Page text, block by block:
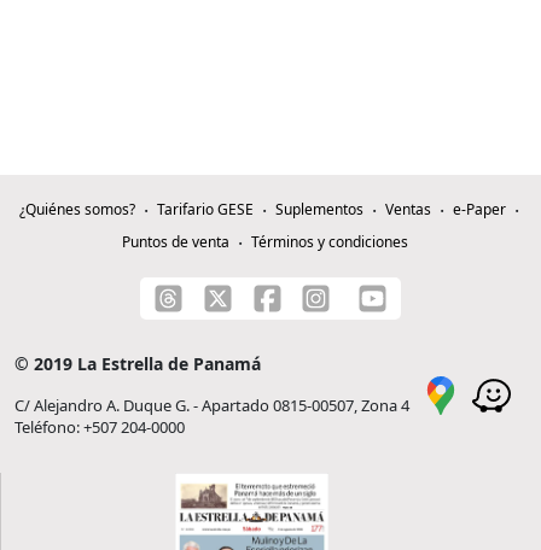
¿Quiénes somos? Tarifario GESE Suplementos Ventas
e-Paper
Puntos de venta
Términos y condiciones
© 2019 La Estrella de Panamá
C/ Alejandro A. Duque G. - Apartado 0815-00507, Zona 4
Teléfono: +507 204-0000